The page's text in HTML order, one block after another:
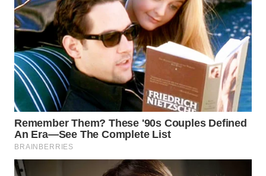
HEALTH
DESA
WISATA
LAPAK
WAHANA
Wahana
Network